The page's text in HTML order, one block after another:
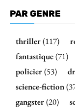
PAR GENRE
thriller(117)
fantastique(71)
policier(53)
science-fiction
gangster(20)